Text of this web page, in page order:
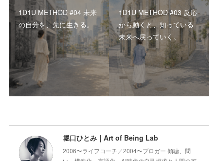
1D1U METHOD #04 未来
の自分を、先に生きる。
1D1U METHOD #03 反応
から動くと、知っている
未来へ戻っていく。
堀口ひとみ｜Art of Being Lab
2006〜ライフコーチ／2004〜ブロガー 傾聴、問